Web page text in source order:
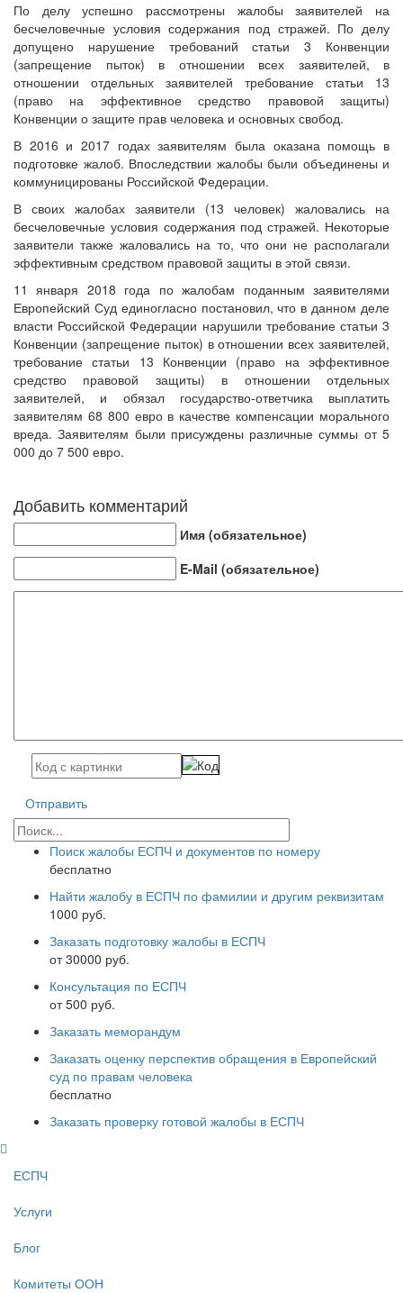
По делу успешно рассмотрены жалобы заявителей на
бесчеловечные условия содержания под стражей. По делу
допущено нарушение требований статьи 3 Конвенции
(запрещение пыток) в отношении всех заявителей, в
отношении отдельных заявителей требование статьи 13
(право на эффективное средство правовой защиты)
Конвенции о защите прав человека и основных свобод.
В 2016 и 2017 годах заявителям была оказана помощь в
подготовке жалоб. Впоследствии жалобы были объединены и
коммуницированы Российской Федерации.
В своих жалобах заявители (13 человек) жаловались на
бесчеловечные условия содержания под стражей. Некоторые
заявители также жаловались на то, что они не располагали
эффективным средством правовой защиты в этой связи.
11 января 2018 года по жалобам поданным заявителями
Европейский Суд единогласно постановил, что в данном деле
власти Российской Федерации нарушили требование статьи 3
Конвенции (запрещение пыток) в отношении всех заявителей,
требование статьи 13 Конвенции (право на эффективное
средство правовой защиты) в отношении отдельных
заявителей, и обязал государство-ответчика выплатить
заявителям 68 800 евро в качестве компенсации морального
вреда. Заявителям были присуждены различные суммы от 5
000 до 7 500 евро.
Добавить комментарий
Имя (обязательное)
E-Mail (обязательное)
Отправить
Поиск жалобы ЕСПЧ и документов по номеру
бесплатно
Найти жалобу в ЕСПЧ по фамилии и другим реквизитам
1000 руб.
Заказать подготовку жалобы в ЕСПЧ
от 30000 руб.
Консультация по ЕСПЧ
от 500 руб.
Заказать меморандум
Заказать оценку перспектив обращения в Европейский
суд по правам человека
бесплатно
Заказать проверку готовой жалобы в ЕСПЧ
ЕСПЧ
Услуги
Блог
Комитеты ООН